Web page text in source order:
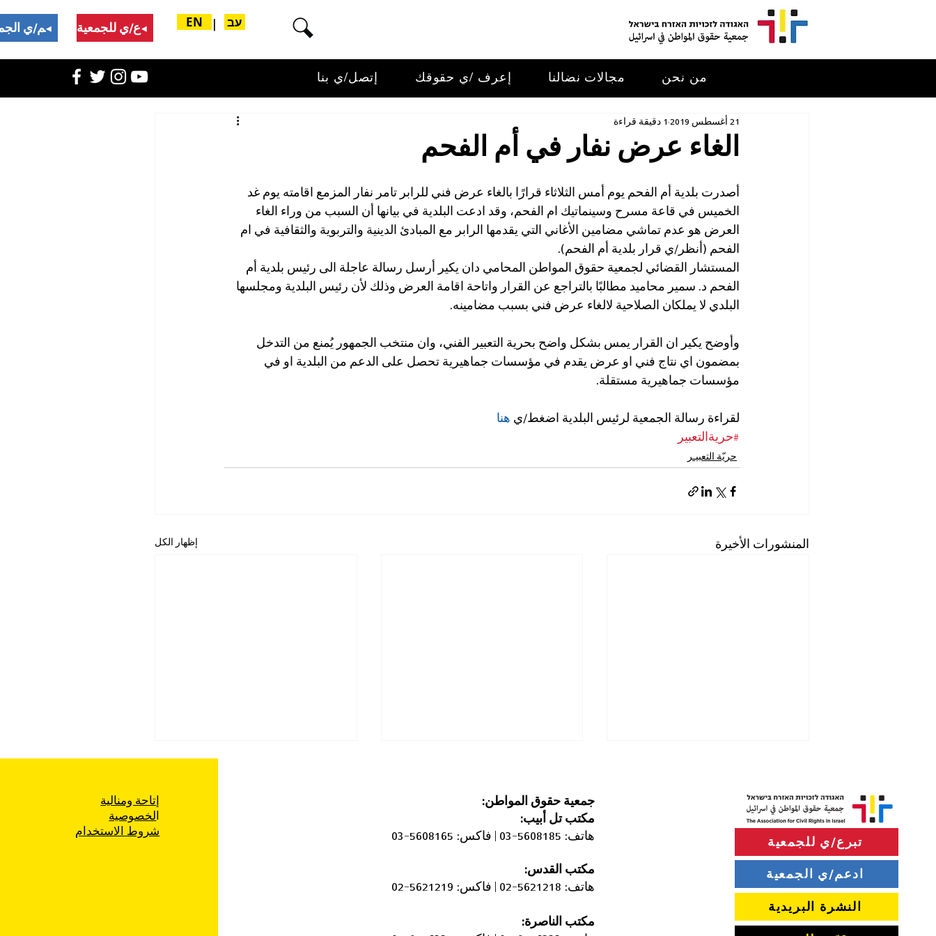
ادعم/ي الجمعية تبرع/ي للجمعية EN עב
من نحن مجالات نضالنا إعرف /ي حقوقك إتصل/ي بنا
الغاء عرض نفار في أم الفحم
21 أغسطس 2019 1 دقيقة قراءة
أصدرت بلدية أم الفحم يوم أمس الثلاثاء قرارًا بالغاء عرض فني للرابر تامر نفار المزمع اقامته يوم غد
الخميس في قاعة مسرح وسينماتيك ام الفحم، وقد ادعت البلدية في بيانها أن السبب من وراء الغاء
العرض هو عدم تماشي مضامين الأغاني التي يقدمها الرابر مع المبادئ الدينية والتربوية والثقافية في ام
الفحم (أنظر/ي قرار بلدية أم الفحم).
المستشار القضائي لجمعية حقوق المواطن المحامي دان يكير أرسل رسالة عاجلة الى رئيس بلدية أم
الفحم د. سمير محاميد مطالبًا بالتراجع عن القرار واتاحة اقامة العرض وذلك لأن رئيس البلدية ومجلسها
البلدي لا يملكان الصلاحية لالغاء عرض فني بسبب مضامينه.
وأوضح يكير ان القرار يمس بشكل واضح بحرية التعبير الفني، وان منتخب الجمهور يُمنع من التدخل
بمضمون اي نتاج فني او عرض يقدم في مؤسسات جماهيرية تحصل على الدعم من البلدية او في
مؤسسات جماهيرية مستقلة.
لقراءة رسالة الجمعية لرئيس البلدية اضغط/ي هنا
#حريةالتعبير
حريّة التعبيـر
المنشورات الأخيرة إظهار الكل
استخدام الشرطة الخطير وغير
القانوني لقنابل الصوت وسيارات
رش المياه في التظاهرات
رفض تحويل الأمر المؤقت الذي
يتيح تفتيش الكاميرات دون أمر
إتاحة ومنالية
لخصوصية
شروط الاستخدام
جمعية حقوق المواطن:
مكتبتل أبيب:
هاتف: 5608185-03 |
فاكس: 5608165-03
مكتب القدس:
هاتف: 5621218-02 |
فاكس: 5621219-02
مكتب الناصرة:
تبرع/ي للجمعية
ادعم/ي الجمعية
النشرة البريدية